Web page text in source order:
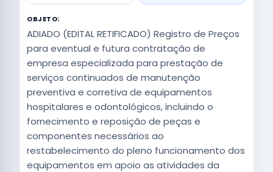
OBJETO:
ADIADO (EDITAL RETIFICADO) Registro de Preços
para eventual e futura contratação de
empresa especializada para prestação de
serviços continuados de manutenção
preventiva e corretiva de equipamentos
hospitalares e odontológicos, incluindo o
fornecimento e reposição de peças e
componentes necessários ao
restabelecimento do pleno funcionamento dos
equipamentos em apoio as atividades da